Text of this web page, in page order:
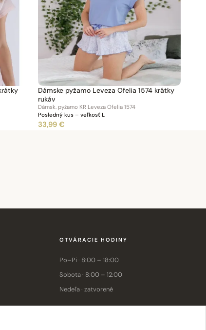
Dámske pyžamo Leveza Ofelia 1574 krátky
rukáv
Dámsk. pyžamo KR Leveza Ofelia 1574
Posledný kus – veľkosť L
33,99 €
OTVÁRACIE HODINY
Po–Pi · 8:00 – 18:00
Sobota · 8:00 – 12:00
Nedeľa · zatvorené